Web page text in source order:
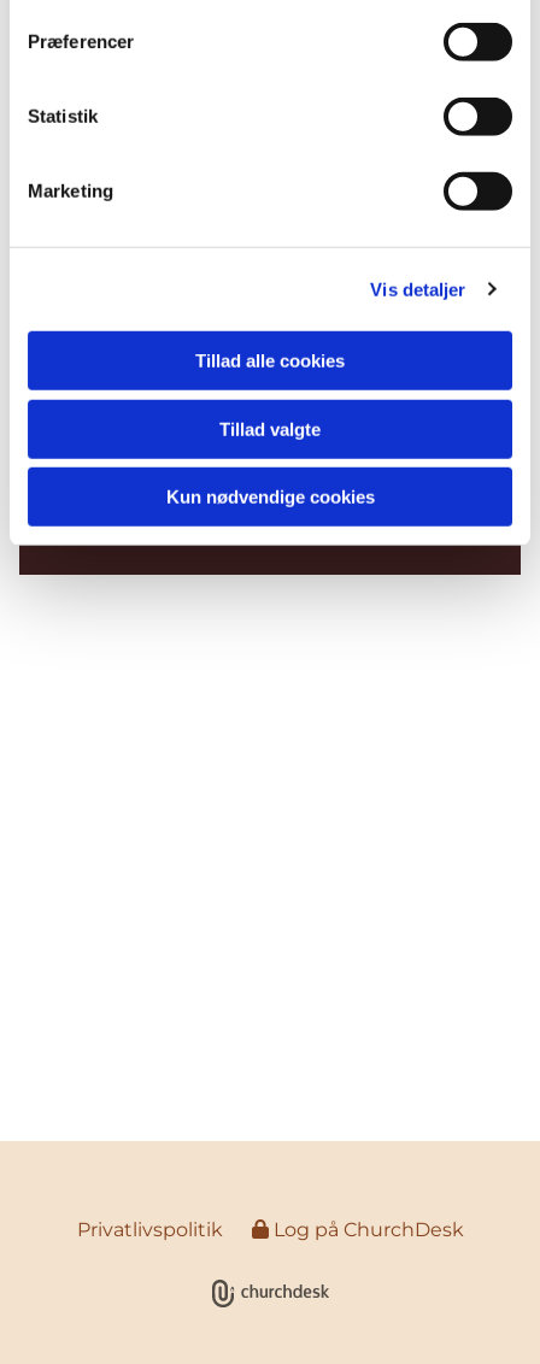
Præferencer
Statistik
Marketing
Vis detaljer
Tillad alle cookies
Tillad valgte
Kun nødvendige cookies
Du vil måske også kunne
lide...
Privatlivspolitik Log på ChurchDesk